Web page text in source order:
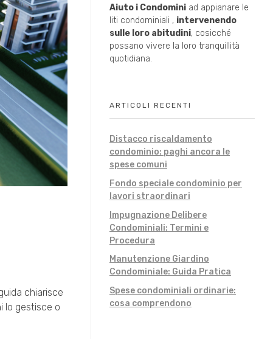
chiarisce
lo gestisce o
Aiuto i Condomini ad appianare le
liti condominiali , intervenendo
sulle loro abitudini, cosicché
possano vivere la loro tranquillità
quotidiana.
ARTICOLI RECENTI
Distacco riscaldamento
condominio: paghi ancora le
spese comuni
Fondo speciale condominio per
lavori straordinari
Impugnazione Delibere
Condominiali: Termini e
Procedura
Manutenzione Giardino
Condominiale: Guida Pratica
Spese condominiali ordinarie:
cosa comprendono